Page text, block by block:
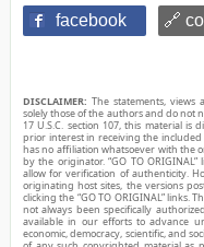
facebook 🔗
DISCLAIMER: The statements,
solely those of the authors and do not
17 U.S.C. section 107, this material
prior interest in receiving the
has no affiliation whatsoever with the
by the originator. “GO TO
allow for verification of authenticity.
originating host sites, the versions
clicking the “GO TO ORIGINAL” links.
not always been specifically
available in our efforts to advance
economic, democracy, scientific, and